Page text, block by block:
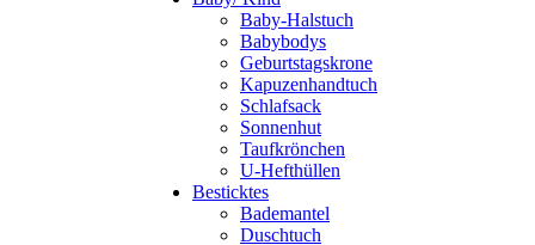
Baby-Halstuch
Babybodys
Geburtstagskrone
Kapuzenhandtuch
Schlafsack
Sonnenhut
Taufkrönchen
U-Hefthüllen
Besticktes
Bademantel
Duschtuch